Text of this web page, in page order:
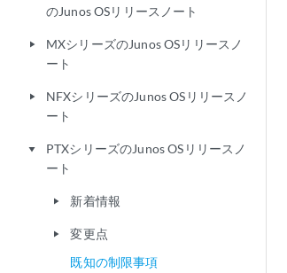
のJunos OSリリースノート
play_arrow
MXシリーズのJunos OSリリースノ
ート
play_arrow
NFXシリーズのJunos OSリリースノ
ート
play_arrow
PTXシリーズのJunos OSリリースノ
ート
play_arrow 新着情報
play_arrow
変更点
既知の制限事項